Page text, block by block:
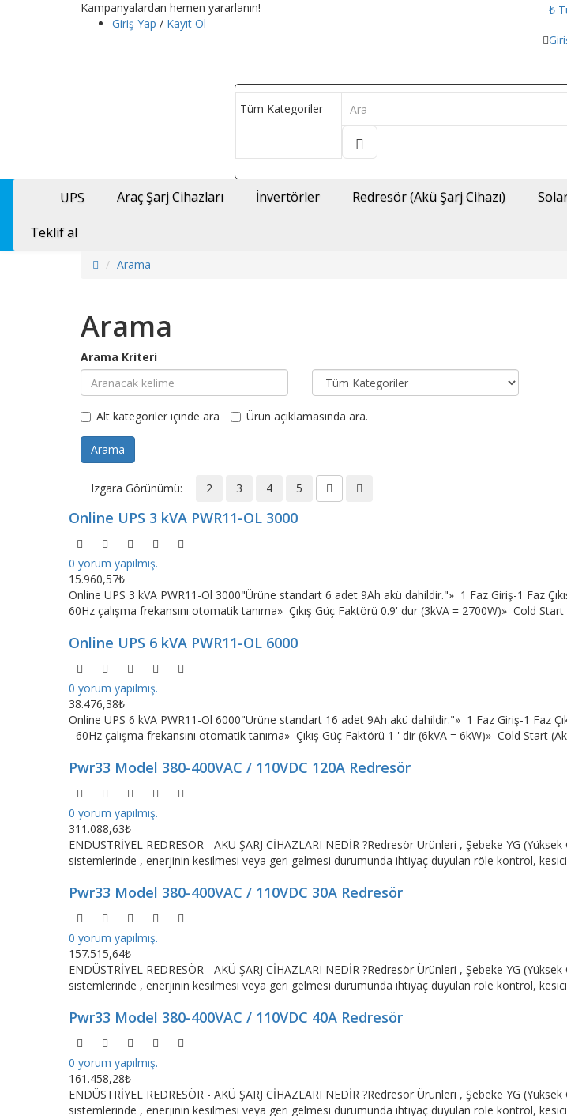
Kampanyalardan hemen yararlanın!
Giriş Yap / Kayıt Ol
UPS Araç Şarj Cihazları İnvertörler Redresör (Akü Şarj Cihazı)
Teklif al
Arama
Arama
Arama Kriteri
Alt kategoriler içinde ara Ürün açıklamasında ara.
Izgara Görünümü: 2 3 4 5
Online UPS 3 kVA PWR11-OL 3000
0 yorum yapılmış.
15.960,57₺
Online UPS 3 kVA PWR11-Ol 3000"Ürüne standart 6 adet 9Ah akü dahildir."» 1 Faz Giriş-1 Faz
60Hz çalışma frekansını otomatik tanıma» Çıkış Güç Faktörü 0.9' dur (3kVA = 2700W)» Cold
Online UPS 6 kVA PWR11-OL 6000
0 yorum yapılmış.
38.476,38₺
Online UPS 6 kVA PWR11-Ol 6000"Ürüne standart 16 adet 9Ah akü dahildir."» 1 Faz Giriş-1 Faz
- 60Hz çalışma frekansını otomatik tanıma» Çıkış Güç Faktörü 1 ' dir (6kVA = 6kW)» Cold Start
Pwr33 Model 380-400VAC / 110VDC 120A Redresör
0 yorum yapılmış.
311.088,63₺
ENDÜSTRİYEL REDRESÖR - AKÜ ŞARJ CİHAZLARI NEDİR ?Redresör Ürünleri , Şebeke YG
sistemlerinde , enerjinin kesilmesi veya geri gelmesi durumunda ihtiyaç duyulan röle kontrol,
Pwr33 Model 380-400VAC / 110VDC 30A Redresör
0 yorum yapılmış.
157.515,64₺
ENDÜSTRİYEL REDRESÖR - AKÜ ŞARJ CİHAZLARI NEDİR ?Redresör Ürünleri , Şebeke YG
sistemlerinde , enerjinin kesilmesi veya geri gelmesi durumunda ihtiyaç duyulan röle kontrol,
Pwr33 Model 380-400VAC / 110VDC 40A Redresör
0 yorum yapılmış.
161.458,28₺
ENDÜSTRİYEL REDRESÖR - AKÜ ŞARJ CİHAZLARI NEDİR ?Redresör Ürünleri , Şebeke YG
sistemlerinde , enerjinin kesilmesi veya geri gelmesi durumunda ihtiyaç duyulan röle kontrol,